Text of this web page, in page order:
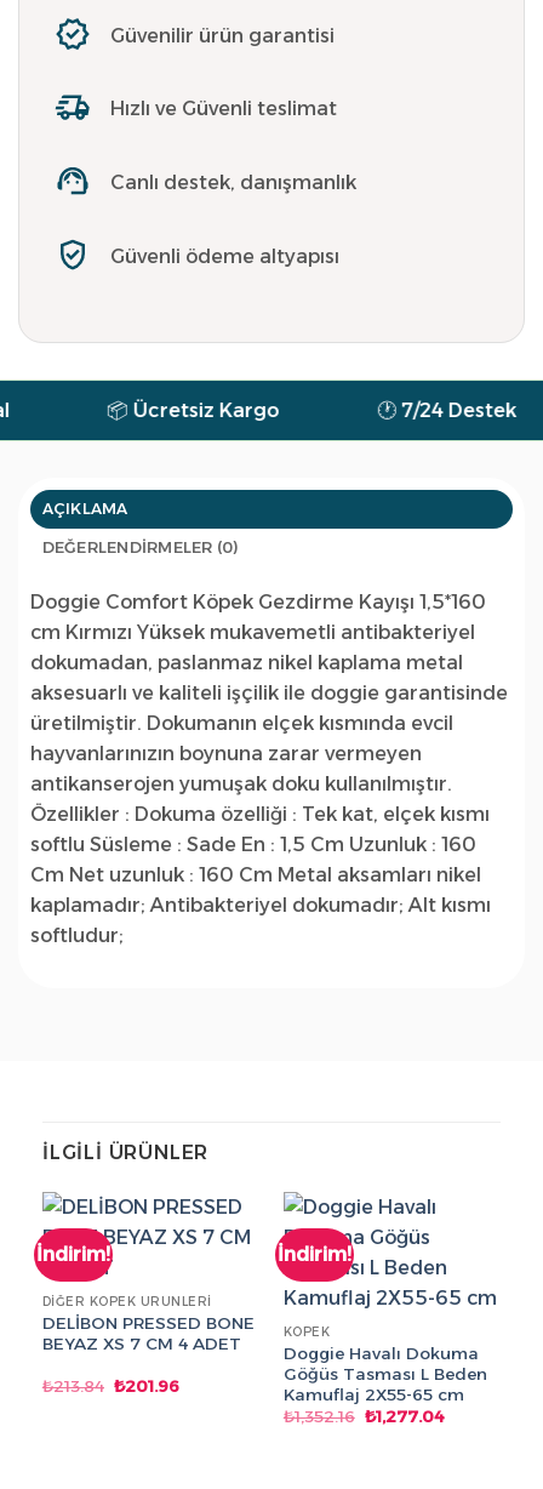
Güvenilir ürün garantisi
Hızlı ve Güvenli teslimat
Canlı destek, danışmanlık
Güvenli ödeme altyapısı
📦 Ücretsiz Kargo 🕐 7/24 Destek
AÇIKLAMA
DEĞERLENDIRMELER (0)
Doggie Comfort Köpek Gezdirme Kayışı 1,5*160
cm Kırmızı Yüksek mukavemetli antibakteriyel
dokumadan, paslanmaz nikel kaplama metal
aksesuarlı ve kaliteli işçilik ile doggie garantisinde
üretilmiştir. Dokumanın elçek kısmında evcil
hayvanlarınızın boynuna zarar vermeyen
antikanserojen yumuşak doku kullanılmıştır.
Özellikler : Dokuma özelliği : Tek kat, elçek kısmı
softlu Süsleme : Sade En : 1,5 Cm Uzunluk : 160
Cm Net uzunluk : 160 Cm Metal aksamları nikel
kaplamadır; Antibakteriyel dokumadır; Alt kısmı
softludur;
İLGILI ÜRÜNLER
İndirim!
DIĞER KÖPEK ÜRÜNLERI
DELİBON PRESSED BONE
BEYAZ XS 7 CM 4 ADET
₺213.84 Orijinal
₺201.96Şu
İndirim!
KÖPEK
Doggie Havalı Dokuma
Göğüs Tasması L Beden
Kamuflaj 2X55-65 cm
₺1,352.16 Orijinal
fiyat:
₺1,277.04Şu